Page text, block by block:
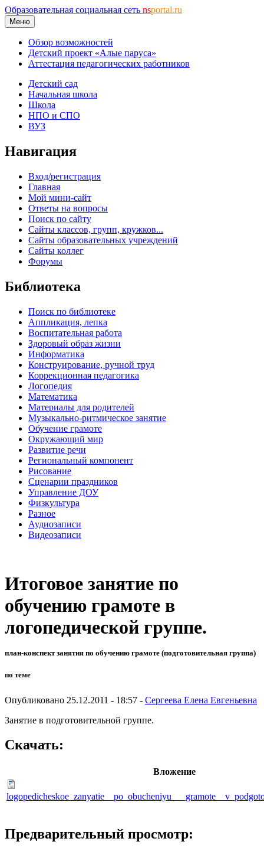
Образовательная социальная сеть nsportal.ru
Меню
Обзор возможностей
Детский проект «Алые паруса»
Аттестация педагогических работников
Детский сад
Начальная школа
Школа
НПО и СПО
ВУЗ
Навигация
Вход/регистрация
Главная
Мой мини-сайт
Ответы на вопросы
Поиск по сайту
Сайты классов, групп, кружков...
Сайты образовательных учреждений
Сайты коллег
Форумы
Библиотека
Поиск по библиотеке
Аппликация, лепка
Воспитательная работа
Здоровый образ жизни
Информатика
Конструирование, ручной труд
Коррекционная педагогика
Логопедия
Математика
Материалы для родителей
Музыкально-ритмическое занятие
Обучение грамоте
Окружающий мир
Развитие речи
Региональный компонент
Рисование
Сценарии праздников
Управление ДОУ
Физкультура
Разное
Аудиозаписи
Видеозаписи
Итоговое занятие по
обучению грамоте в
логопедической группе.
план-конспект занятия по обучению грамоте (подготовительная группа)
по теме
Опубликовано 25.12.2011 - 18:57 - Сергеева Елена Евгеньевна
Занятие в подготовительной группе.
Скачать:
Вложение
Предварительный просмотр: